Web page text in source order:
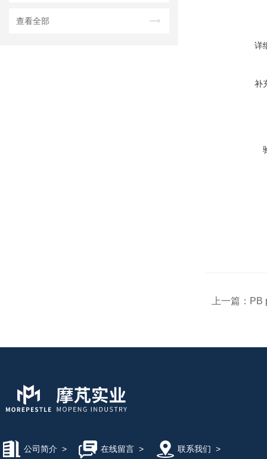
查看全部
详
补
上一篇： PB
公司简介 > 在线留言> 联系我们 >